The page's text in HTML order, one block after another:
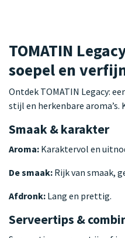
TOMATIN
soepel en
Ontdek TOMATIN Legacy:
stijl en herkenbare aroma’s.
Smaak & karakter
Aroma: Karaktervol en
De smaak: Rijk van smaak,
Afdronk: Lang en prettig.
Serveertips &